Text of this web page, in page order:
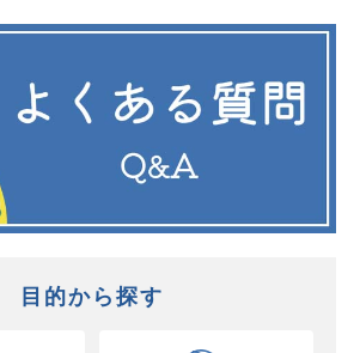
目的から探す